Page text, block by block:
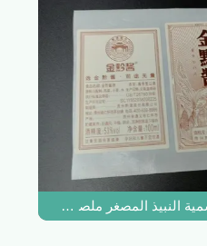
للطباعة عبوة زجاجية
النبيذ المصغر ملصق أبيض غير